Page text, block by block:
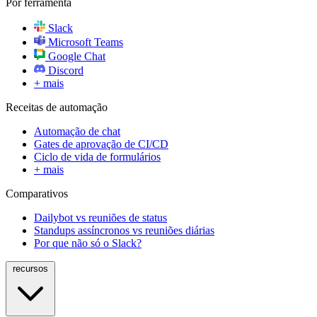
Por ferramenta
Slack
Microsoft Teams
Google Chat
Discord
+ mais
Receitas de automação
Automação de chat
Gates de aprovação de CI/CD
Ciclo de vida de formulários
+ mais
Comparativos
Dailybot vs reuniões de status
Standups assíncronos vs reuniões diárias
Por que não só o Slack?